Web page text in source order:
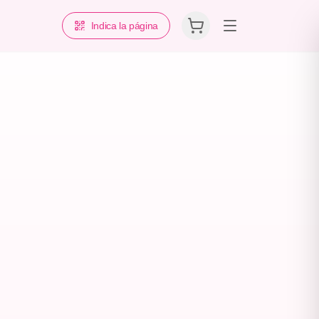
Indica la página